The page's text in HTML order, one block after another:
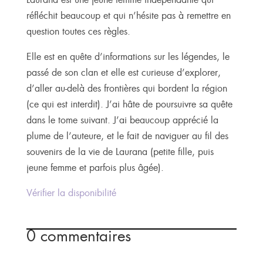
réfléchit beaucoup et qui n’hésite pas à remettre en
question toutes ces règles.
Elle est en quête d’informations sur les légendes, le
passé de son clan et elle est curieuse d’explorer,
d’aller au-delà des frontières qui bordent la région
(ce qui est interdit). J’ai hâte de poursuivre sa quête
dans le tome suivant. J’ai beaucoup apprécié la
plume de l’auteure, et le fait de naviguer au fil des
souvenirs de la vie de Laurana (petite fille, puis
jeune femme et parfois plus âgée).
Vérifier la disponibilité
0 commentaires